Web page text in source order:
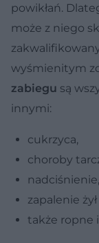
powikłań.
może z niego
wyśmienitym
zabiegu są
innymi:
cukrzyca,
choroby
nadciśnienie,
zapalenie
także ropne